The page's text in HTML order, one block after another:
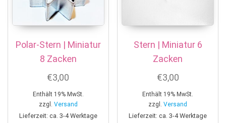
Polar-Stern | Miniatur
8 Zacken
€3,00
Enthält 19% MwSt.
zzgl. Versand
Lieferzeit: ca. 3-4 Werktage
Stern | Miniatur 6
Zacken
€3,00
Enthält 19% MwSt.
zzgl.Versand
Lieferzeit: ca. 3-4 Werktage